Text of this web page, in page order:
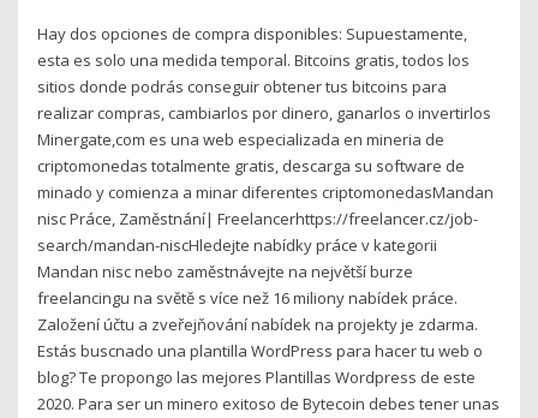
Hay dos opciones de compra disponibles: Supuestamente,
esta es solo una medida temporal. Bitcoins gratis, todos los
sitios donde podrás conseguir obtener tus bitcoins para
realizar compras, cambiarlos por dinero, ganarlos o invertirlos
Minergate,com es una web especializada en mineria de
criptomonedas totalmente gratis, descarga su software de
minado y comienza a minar diferentes criptomonedasMandan
nisc Práce, Zaměstnání| Freelancerhttps://freelancer.cz/job-
search/mandan-niscHledejte nabídky práce v kategorii
Mandan nisc nebo zaměstnávejte na největší burze
freelancingu na světě s více než 16 miliony nabídek práce.
Založení účtu a zveřejňování nabídek na projekty je zdarma.
Estás buscnado una plantilla WordPress para hacer tu web o
blog? Te propongo las mejores Plantillas Wordpress de este
2020. Para ser un minero exitoso de Bytecoin debes tener unas